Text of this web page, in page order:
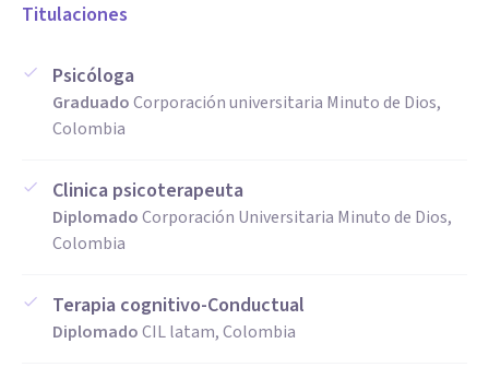
Titulaciones
Psicóloga
GraduadoCorporación universitaria Minuto de Dios,
Colombia
Clinica psicoterapeuta
DiplomadoCorporación Universitaria Minuto de Dios,
Colombia
Terapia cognitivo-Conductual
DiplomadoCIL latam, Colombia